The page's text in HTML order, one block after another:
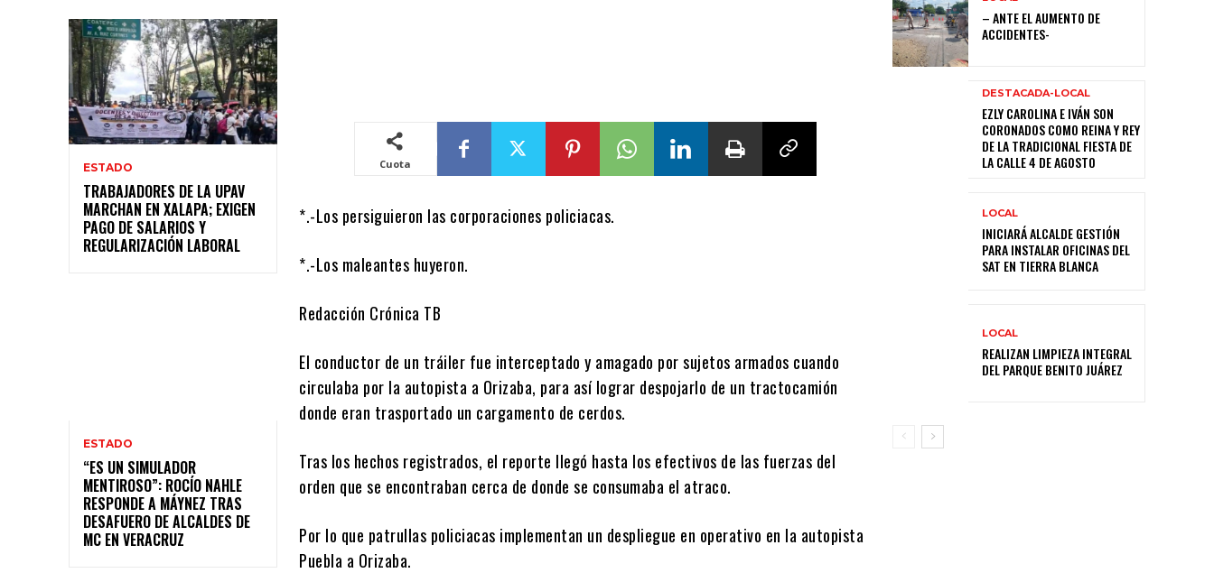
ESTADO
TRABAJADORES DE LA UPAV
MARCHAN EN XALAPA; EXIGEN
PAGO DE SALARIOS Y
REGULARIZACIÓN LABORAL
ESTADO
“ES UN SIMULADOR
MENTIROSO”: ROCÍO NAHLE
RESPONDE A MÁYNEZ TRAS
DESAFUERO DE ALCALDES DE
MC EN VERACRUZ
Cuota
*.-Los persiguieron las corporaciones policiacas.
*.-Los maleantes huyeron.
Redacción Crónica TB
El conductor de un tráiler fue interceptado y amagado por sujetos armados cuando
circulaba por la autopista a Orizaba, para así lograr despojarlo de un tractocamión
donde eran trasportado un cargamento de cerdos.
Tras los hechos registrados, el reporte llegó hasta los efectivos de las fuerzas del
orden que se encontraban cerca de donde se consumaba el atraco.
Por lo que patrullas policiacas implementan un despliegue en operativo en la autopista
Puebla a Orizaba.
– ANTE EL AUMENTO DE
ACCIDENTES-
DESTACADA-LOCAL
EZLY CAROLINA E IVÁN SON
CORONADOS COMO REINA Y REY
DE LA TRADICIONAL FIESTA DE
LA CALLE 4 DE AGOSTO
LOCAL
INICIARÁ ALCALDE GESTIÓN
PARA INSTALAR OFICINAS DEL
SAT EN TIERRA BLANCA
LOCAL
REALIZAN LIMPIEZA INTEGRAL
DEL PARQUE BENITO JUÁREZ